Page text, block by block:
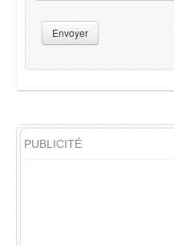
Envoyer
PUBLICITÉ